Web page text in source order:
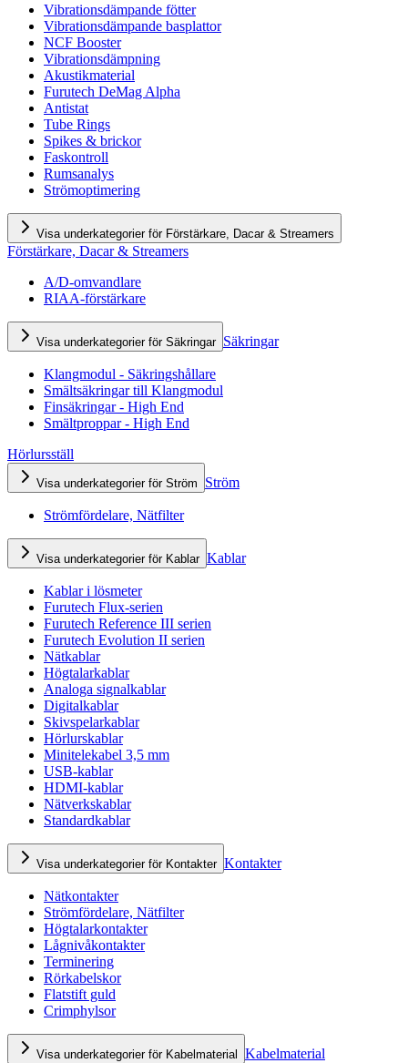
Vibrationsdämpande fötter
Vibrationsdämpande basplattor
NCF Booster
Vibrationsdämpning
Akustikmaterial
Furutech DeMag Alpha
Antistat
Tube Rings
Spikes & brickor
Faskontroll
Rumsanalys
Strömoptimering
Visa underkategorier för Förstärkare, Dacar & Streamers
Förstärkare, Dacar & Streamers
A/D-omvandlare
RIAA-förstärkare
Visa underkategorier för Säkringar Säkringar
Klangmodul - Säkringshållare
Smältsäkringar till Klangmodul
Finsäkringar - High End
Smältproppar - High End
Hörlursställ
Visa underkategorier för Ström Ström
Strömfördelare, Nätfilter
Visa underkategorier för Kablar Kablar
Kablar i lösmeter
Furutech Flux-serien
Furutech Reference III serien
Furutech Evolution II serien
Nätkablar
Högtalarkablar
Analoga signalkablar
Digitalkablar
Skivspelarkablar
Hörlurskablar
Minitelekabel 3,5 mm
USB-kablar
HDMI-kablar
Nätverkskablar
Standardkablar
Visa underkategorier för Kontakter Kontakter
Nätkontakter
Strömfördelare, Nätfilter
Högtalarkontakter
Lågnivåkontakter
Terminering
Rörkabelskor
Flatstift guld
Crimphylsor
Visa underkategorier för Kabelmaterial Kabelmaterial